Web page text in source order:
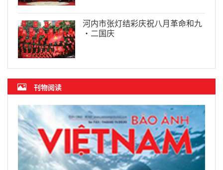
河内市张灯结彩庆祝八月革命和九
·二国庆
刊物阅读